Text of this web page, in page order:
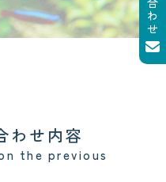
記事
わせ内容
the previous